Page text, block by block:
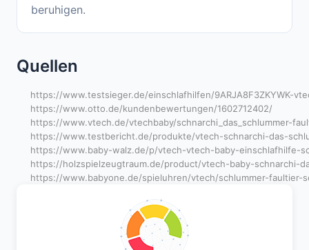
beruhigen.
Quellen
https://www.testsieger.de/einschlafhilfen/9ARJA8F3ZKYWK-
https://www.otto.de/kundenbewertungen/1602712402/
https://www.vtech.de/vtechbaby/schnarchi_das_schlummer-
https://www.testbericht.de/produkte/vtech-schnarchi-das-
https://www.baby-walz.de/p/vtech-vtech-baby-einschlafhilfe-
https://holzspielzeugtraum.de/product/vtech-baby-schnarchi-
https://www.babyone.de/spieluhren/vtech/schlummer-faultier-